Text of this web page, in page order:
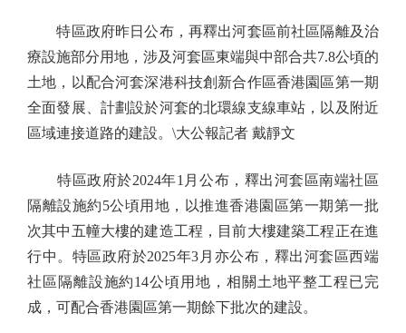
特區政府昨日公布，再釋出河套區前社區隔離及治
療設施部分用地，涉及河套區東端與中部合共7.8公頃的
土地，以配合河套深港科技創新合作區香港園區第一期
全面發展、計劃設於河套的北環線支線車站，以及附近
區域連接道路的建設。\大公報記者 戴靜文
特區政府於2024年1月公布，釋出河套區南端社區
隔離設施約5公頃用地，以推進香港園區第一期第一批
次其中五幢大樓的建造工程，目前大樓建築工程正在進
行中。特區政府於2025年3月亦公布，釋出河套區西端
社區隔離設施約14公頃用地，相關土地平整工程已完
成，可配合香港園區第一期餘下批次的建設。